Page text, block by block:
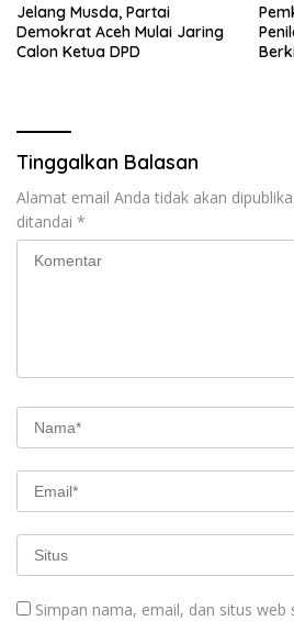
Jelang Musda, Partai
Demokrat Aceh Mulai Jaring
Calon Ketua DPD
Tinggalkan Balasan
Alamat email Anda tidak akan
ditandai *
Simpan nama, email, dan situs web